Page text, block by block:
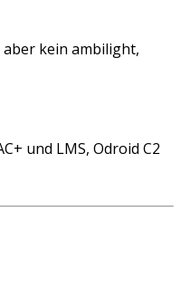
aber kein ambilight,
und LMS, Odroid C2